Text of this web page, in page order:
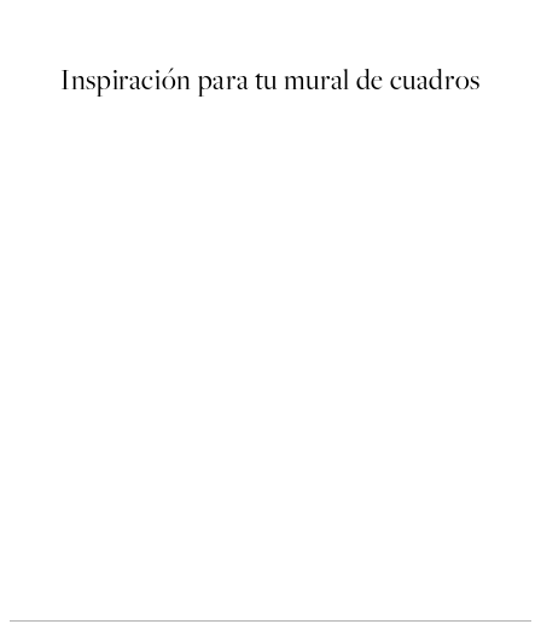
Inspiración para tu mural de cuadros